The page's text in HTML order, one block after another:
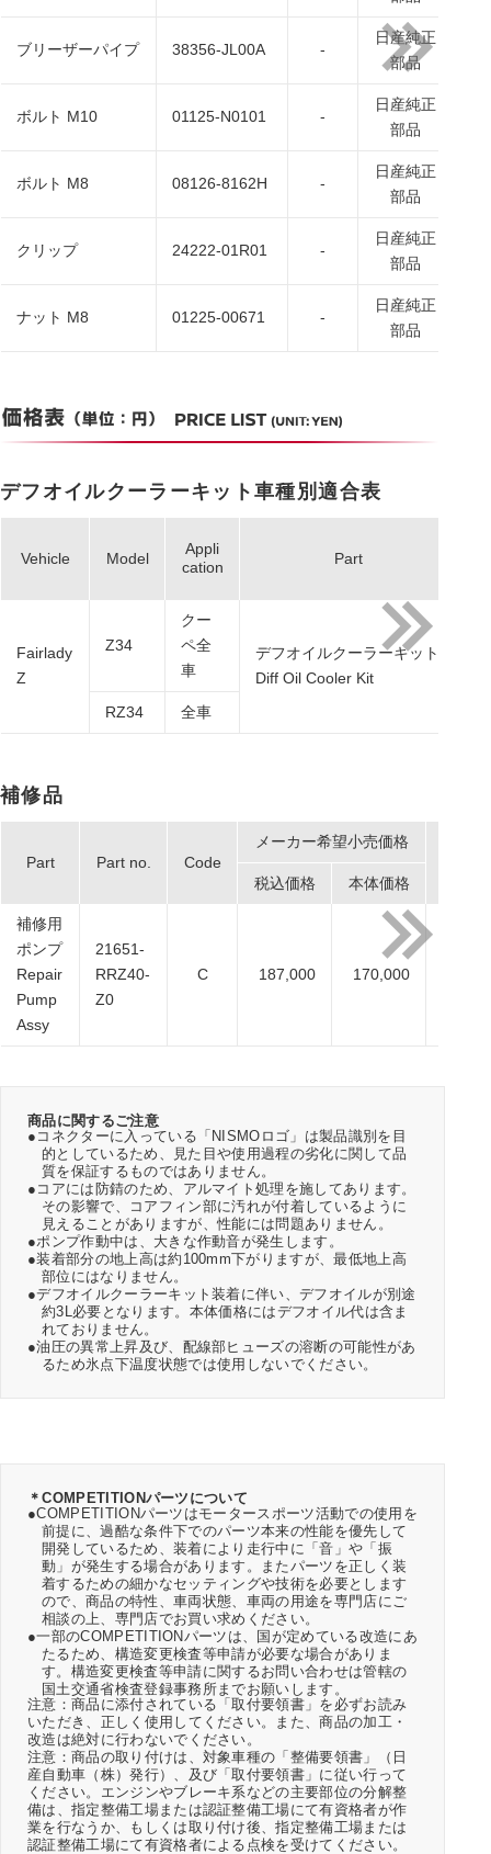
ブリーザーパイプ 38356-JL00A -
日産純正
部品
ボルト M10 01125-N0101 -
日産純正
部品
ボルト M8 08126-8162H -
日産純正
部品
クリップ 24222-01R01 -
日産純正
部品
ナット M8 01225-00671 -
日産純正
部品
デフオイルクーラーキット車種別適合表
Vehicle Model
Appli
cation
Part
Fairlady
Z
Z34
クー
ペ全
車
デフオイルクーラーキット
Diff Oil Cooler Kit
RZ34 全車
補修品
Part Part no. Code
メーカー希望小売価格
税込価格 本体価格
補修用
ポンプ
Repair
Pump
Assy
21651-
RRZ40-
Z0
C 187,000 170,000
商品に関するご注意
●コネクターに入っている「NISMOロゴ」は製品識別を目
的としているため、見た目や使用過程の劣化に関して品
質を保証するものではありません。
●コアには防錆のため、アルマイト処理を施してあります。
その影響で、コアフィン部に汚れが付着しているように
見えることがありますが、性能には問題ありません。
●ポンプ作動中は、大きな作動音が発生します。
●装着部分の地上高は約100mm下がりますが、最低地上高
部位にはなりません。
●デフオイルクーラーキット装着に伴い、デフオイルが別途
約3L必要となります。本体価格にはデフオイル代は含ま
れておりません。
●油圧の異常上昇及び、配線部ヒューズの溶断の可能性があ
るため氷点下温度状態では使用しないでください。
＊COMPETITIONパーツについて
●COMPETITIONパーツはモータースポーツ活動での使用を
前提に、過酷な条件下でのパーツ本来の性能を優先して
開発しているため、装着により走行中に「音」や「振
動」が発生する場合があります。またパーツを正しく装
着するための細かなセッティングや技術を必要とします
ので、商品の特性、車両状態、車両の用途を専門店にご
相談の上、専門店でお買い求めください。
●一部のCOMPETITIONパーツは、国が定めている改造にあ
たるため、構造変更検査等申請が必要な場合がありま
す。構造変更検査等申請に関するお問い合わせは管轄の
国土交通省検査登録事務所までお願いします。
注意：商品に添付されている「取付要領書」を必ずお読み
いただき、正しく使用してください。また、商品の加工・
改造は絶対に行わないでください。
注意：商品の取り付けは、対象車種の「整備要領書」（日
産自動車（株）発行）、及び「取付要領書」に従い行って
ください。エンジンやブレーキ系などの主要部位の分解整
備は、指定整備工場または認証整備工場にて有資格者が作
業を行なうか、もしくは取り付け後、指定整備工場または
認証整備工場にて有資格者による点検を受けてください。